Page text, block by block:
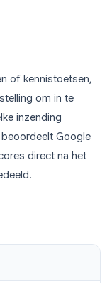
of kennistoetsen,
om in te
inzending
Google
direct na het